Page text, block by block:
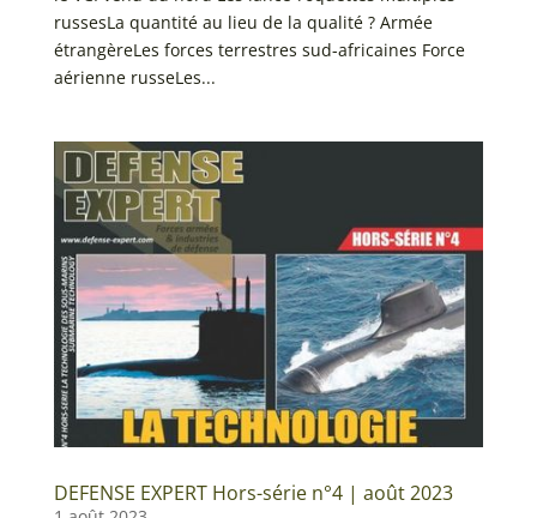
russesLa quantité au lieu de la qualité ? Armée
étrangèreLes forces terrestres sud-africaines Force
aérienne russeLes...
DEFENSE EXPERT Hors-série n°4 | août 2023